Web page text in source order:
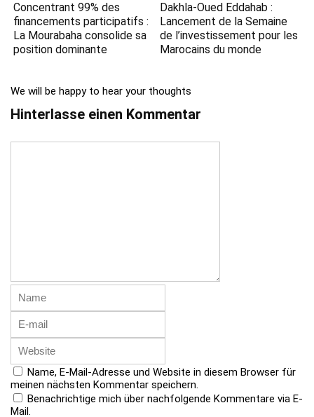
Concentrant 99% des
financements participatifs :
La Mourabaha consolide sa
position dominante
Dakhla-Oued Eddahab :
Lancement de la Semaine
de l’investissement pour les
Marocains du monde
We will be happy to hear your thoughts
Hinterlasse einen Kommentar
Name, E-Mail-Adresse und Website in diesem Browser für
meinen nächsten Kommentar speichern.
Benachrichtige mich über nachfolgende Kommentare via E-
Mail.